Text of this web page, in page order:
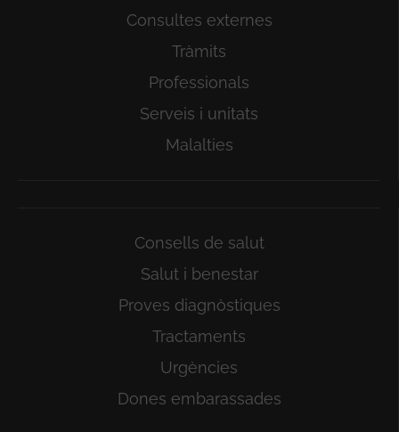
Consultes externes
Tràmits
Professionals
Serveis i unitats
Malalties
Consells de salut
Salut i benestar
Proves diagnòstiques
Tractaments
Urgències
Dones embarassades